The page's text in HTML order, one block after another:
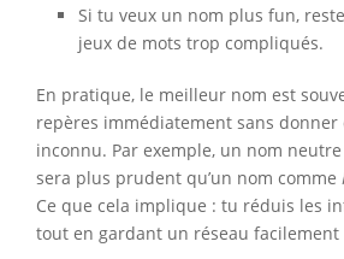
Si tu veux un nom plus fun,
jeux de mots trop compliqués.
En pratique, le meilleur nom est
repères immédiatement sans donner
inconnu. Par exemple, un nom
sera plus prudent qu’un nom comme
Ce que cela implique : tu réduis les
tout en gardant un réseau